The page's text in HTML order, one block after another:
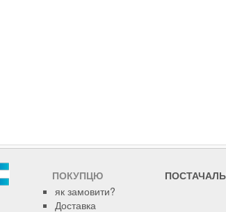
ПОКУПЦЮ
як замовити?
Доставка